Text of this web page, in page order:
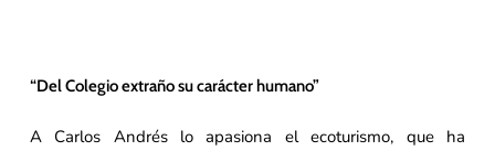
“Del Colegio extraño su carácter humano”
A Carlos Andrés lo apasiona el ecoturismo, que ha